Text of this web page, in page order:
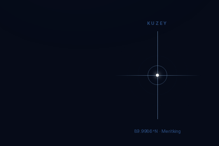
KUZEY
89.9984°N · Meritking